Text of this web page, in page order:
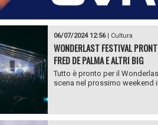
06/07/2024 12:56| Cultura
WONDERLAST FESTIVAL
FRED DE PALMA E ALTRI BIG
Tutto è pronto per il
scena nel prossimo weekend